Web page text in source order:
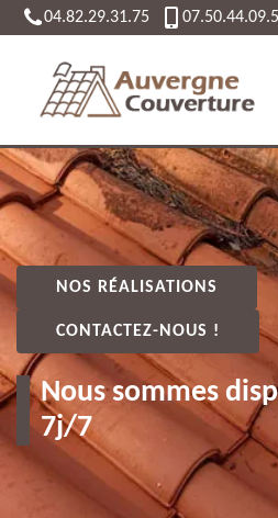
04.82.29.31.75
NOS RÉALISATIONS
CONTACTEZ-NOUS !
Nous sommes
7j/7